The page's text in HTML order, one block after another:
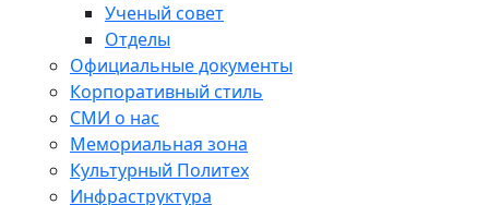
Ученый совет
Отделы
Официальные документы
Корпоративный стиль
СМИ о нас
Мемориальная зона
Культурный Политех
Инфраструктура